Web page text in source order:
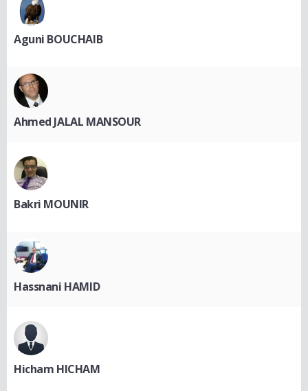
Aguni BOUCHAIB
Ahmed JALAL MANSOUR
Bakri MOUNIR
Hassnani HAMID
Hicham HICHAM